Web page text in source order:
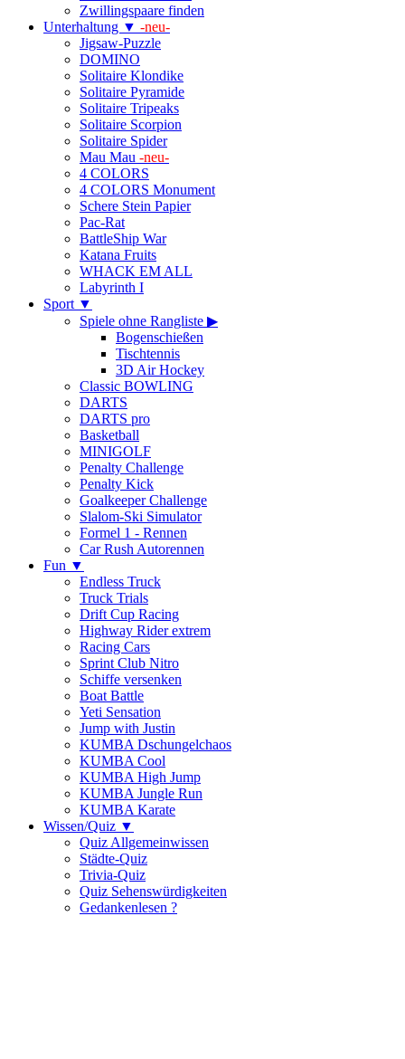
Zwillingspaare finden
Unterhaltung ▼ -neu-
Jigsaw-Puzzle
DOMINO
Solitaire Klondike
Solitaire Pyramide
Solitaire Tripeaks
Solitaire Scorpion
Solitaire Spider
Mau Mau -neu-
4 COLORS
4 COLORS Monument
Schere Stein Papier
Pac-Rat
BattleShip War
Katana Fruits
WHACK EM ALL
Labyrinth I
Sport ▼
Spiele ohne Rangliste ▶
Bogenschießen
Tischtennis
3D Air Hockey
Classic BOWLING
DARTS
DARTS pro
Basketball
MINIGOLF
Penalty Challenge
Penalty Kick
Goalkeeper Challenge
Slalom-Ski Simulator
Formel 1 - Rennen
Car Rush Autorennen
Fun ▼
Endless Truck
Truck Trials
Drift Cup Racing
Highway Rider extrem
Racing Cars
Sprint Club Nitro
Schiffe versenken
Boat Battle
Yeti Sensation
Jump with Justin
KUMBA Dschungelchaos
KUMBA Cool
KUMBA High Jump
KUMBA Jungle Run
KUMBA Karate
Wissen/Quiz ▼
Quiz Allgemeinwissen
Städte-Quiz
Trivia-Quiz
Quiz Sehenswürdigkeiten
Gedankenlesen ?